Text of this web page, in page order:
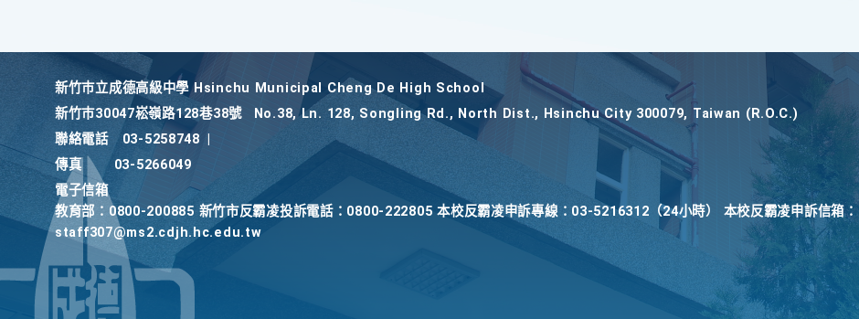
新竹巿立成德高級中學 Hsinchu Municipal Cheng De High School
新竹巿30047崧嶺路128巷38號
No.38, Ln. 128, Songling Rd., North Dist., Hsinchu City 300079, Taiwan (R.O.C.)
聯絡電話
03-5258748
傳真
03-5266049
電子信箱
教育部：0800-200885 新竹市反霸凌投訴電話：0800-222805 本校反霸凌申訴專線：03-5216312（24小時） 本校反霸凌申訴信箱：
staff307@ms2.cdjh.hc.edu.tw